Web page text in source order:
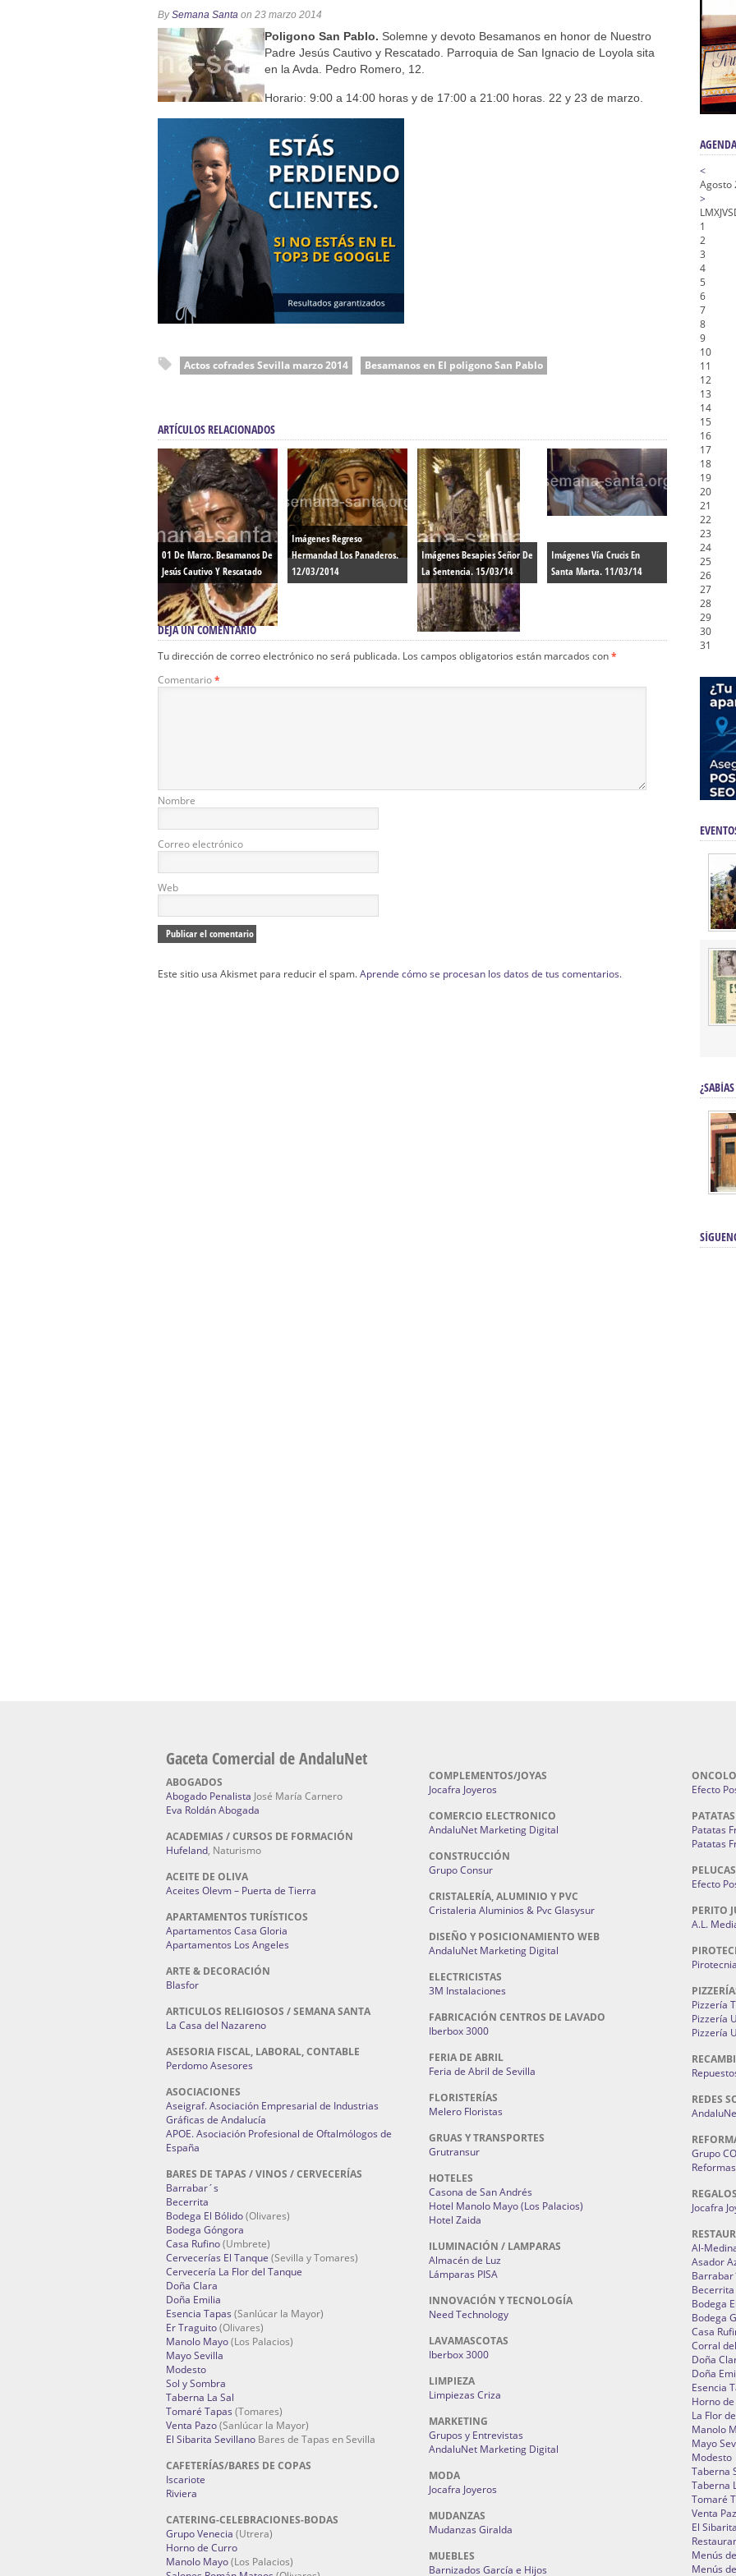
Función de la Anunciación del Señor ante el paso de Nuestra Señora de la Encarnación Coronada –
Besamanos al Señor del Gran Poder de Sevilla
Solemne y devoto Besamanos en honor de María Santísima en su Soledad – San Lorenzo
Función Principal de Instituto a la Virgen del Valle
Besapié y Besamano en la Quinta Angustia
BySemana Santa on 23 marzo 2014
Poligono San Pablo. Solemne y devoto Besamanos en honor de Nuestro
Padre Jesús Cautivo y Rescatado. Parroquia de San Ignacio de Loyola sita
en la Avda. Pedro Romero, 12.
Horario: 9:00 a 14:00 horas y de 17:00 a 21:00 horas. 22 y 23 de marzo.
Actos cofrades Sevilla marzo 2014 Besamanos en El poligono San Pablo
ARTÍCULOS RELACIONADOS
01 De Marzo. Besamanos De
Jesús Cautivo Y Rescatado
Imágenes Regreso
Hermandad Los Panaderos.
12/03/2014
Imágenes Besapies Señor De
La Sentencia. 15/03/14
Imágenes Vía Crucis En
Santa Marta. 11/03/14
DEJA UN COMENTARIO
Tu dirección de correo electrónico no será publicada. Los campos obligatorios están marcados con*
Comentario*
Nombre
Correo electrónico
Web
Este sitio usa Akismet para reducir el spam.Aprende cómo se procesan los datos de tus comentarios.
<
Agosto
>
LMXJVS
1
2
3
4
5
6
7
8
9
10
11
12
13
14
15
16
17
18
19
20
21
22
23
24
25
26
27
28
29
30
31
Gaceta Comercial de AndaluNet
ABOGADOS
Abogado Penalista José María Carnero
Eva Roldán Abogada
ACADEMIAS / CURSOS DE FORMACIÓN
Hufeland, Naturismo
ACEITE DE OLIVA
Aceites Olevm – Puerta de Tierra
APARTAMENTOS TURÍSTICOS
Apartamentos Casa Gloria
Apartamentos Los Angeles
ARTE & DECORACIÓN
Blasfor
ARTICULOS RELIGIOSOS / SEMANA SANTA
La Casa del Nazareno
ASESORIA FISCAL, LABORAL, CONTABLE
Perdomo Asesores
ASOCIACIONES
Aseigraf. Asociación Empresarial de Industrias
Gráficas de Andalucía
APOE. Asociación Profesional de Oftalmólogos de
España
BARES DE TAPAS / VINOS / CERVECERÍAS
Barrabar´s
Becerrita
Bodega El Bólido(Olivares)
Bodega Góngora
Casa Rufino(Umbrete)
Cervecerías El Tanque (Sevilla y Tomares)
Cervecería La Flor del Tanque
Doña Clara
Doña Emilia
Esencia Tapas (Sanlúcar la Mayor)
Er Traguito(Olivares)
Manolo Mayo(Los Palacios)
Mayo Sevilla
Modesto
Sol y Sombra
Taberna La Sal
Tomaré Tapas (Tomares)
Venta Pazo(Sanlúcar la Mayor)
El Sibarita Sevillano Bares de Tapas en Sevilla
CAFETERÍAS/BARES DE COPAS
Iscariote
Riviera
CATERING-CELEBRACIONES-BODAS
Grupo Venecia (Utrera)
Horno de Curro
Manolo Mayo(Los Palacios)
COMPLEMENTOS/JOYAS
Jocafra Joyeros
COMERCIO ELECTRONICO
AndaluNet Marketing Digital
CONSTRUCCIÓN
Grupo Consur
CRISTALERÍA, ALUMINIO Y PVC
Cristaleria Aluminios & Pvc Glasysur
DISEÑO Y POSICIONAMIENTO WEB
AndaluNet Marketing Digital
ELECTRICISTAS
3M Instalaciones
FABRICACIÓN CENTROS DE LAVADO
Iberbox 3000
FERIA DE ABRIL
Feria de Abril de Sevilla
FLORISTERÍAS
Melero Floristas
GRUAS Y TRANSPORTES
Grutransur
HOTELES
Casona de San Andrés
Hotel Manolo Mayo (Los Palacios)
Hotel Zaida
ILUMINACIÓN / LAMPARAS
Almacén de Luz
Lámparas PISA
INNOVACIÓN Y TECNOLOGÍA
Need Technology
LAVAMASCOTAS
Iberbox 3000
LIMPIEZA
Limpiezas Criza
MARKETING
Grupos y Entrevistas
AndaluNet Marketing Digital
MODA
Jocafra Joyeros
MUDANZAS
Mudanzas Giralda
MUEBLES
Barnizados García e Hijos
Efecto
Patatas
Patatas
PELUCAS
Efecto
PERITO
A.L.
Pizzería
Pizzería
Pizzería
REDES
Grupo
Jocafra
Al-
Asador
Becerrita
Bodega
Bodega
Casa
Corral
Doña
Doña
Esencia
Horno
La Flor
Manolo
Mayo
Modesto
Taberna
Taberna
Tomaré
Venta
El
Menús
Menús